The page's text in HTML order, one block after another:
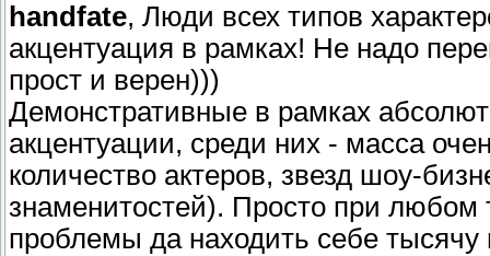
handfate, Люди всех типов
акцентуация в рамках! Не надо
прост и верен)))
Демонстративные в рамках
акцентуации, среди них - масса
количество актеров, звезд шоу-
знаменитостей). Просто при любом
проблемы да находить себе тысячу